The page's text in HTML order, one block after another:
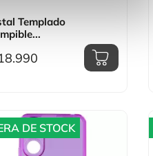
Vista rápida
Templado
DE STOCK